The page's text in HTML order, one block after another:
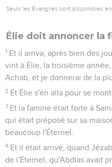
Seuls les Évangiles sont disponibles
Élie doit annoncer la
1 Et il arriva, après bien des
vint à Élie, la troisième
Achab, et je donnerai de la
2 Et Élie s'en alla pour se
3 Et la famine était forte à
qui était préposé sur sa
beaucoup l'Éternel.
4 Et il était arrivé, quand
de l'Éternel, qu'Abdias avait